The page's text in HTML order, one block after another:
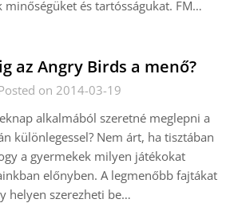
és tartósságukat. FM…
az Angry Birds a menő?
on 2014-03-19
alkalmából szeretné meglepni a
különlegessel? Nem árt, ha tisztában
a gyermekek milyen játékokat
előnyben. A legmenőbb fajtákat
helyen szerezheti be…